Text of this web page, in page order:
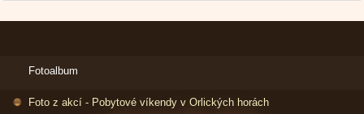
Fotoalbum
Foto z akcí - Pobytové víkendy v Orlických horách